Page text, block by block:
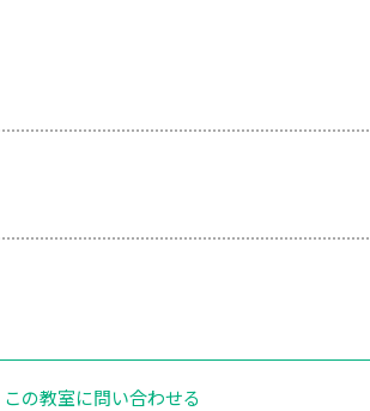
この教室に問い合わせる